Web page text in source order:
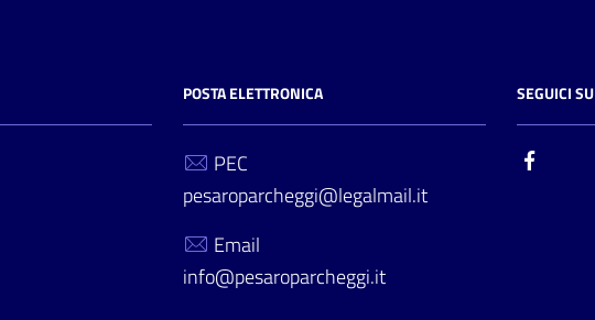
POSTA ELETTRONICA
PEC
pesaroparcheggi@legalmail.it
Email
info@pesaroparcheggi.it
SEGUICI SU